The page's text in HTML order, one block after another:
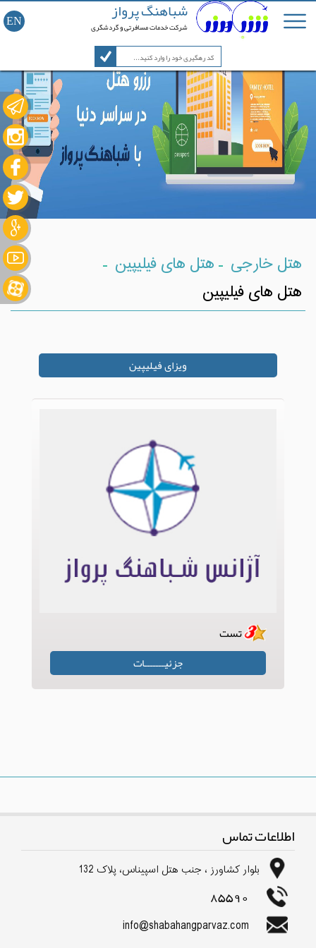
EN شباهنگ پرواز
شرکت خدمات مسافرتی و گردشگری
هتل خارجی -هتل های فیلیپین -
هتل های فیلیپین
ویزای فیلیپین
تست
جزئیـــــــات
اطلاعات تماس
بلوار كشاورز ، جنب هتل اسپیناس، پلاک 132
85590
info@shabahangparvaz.com